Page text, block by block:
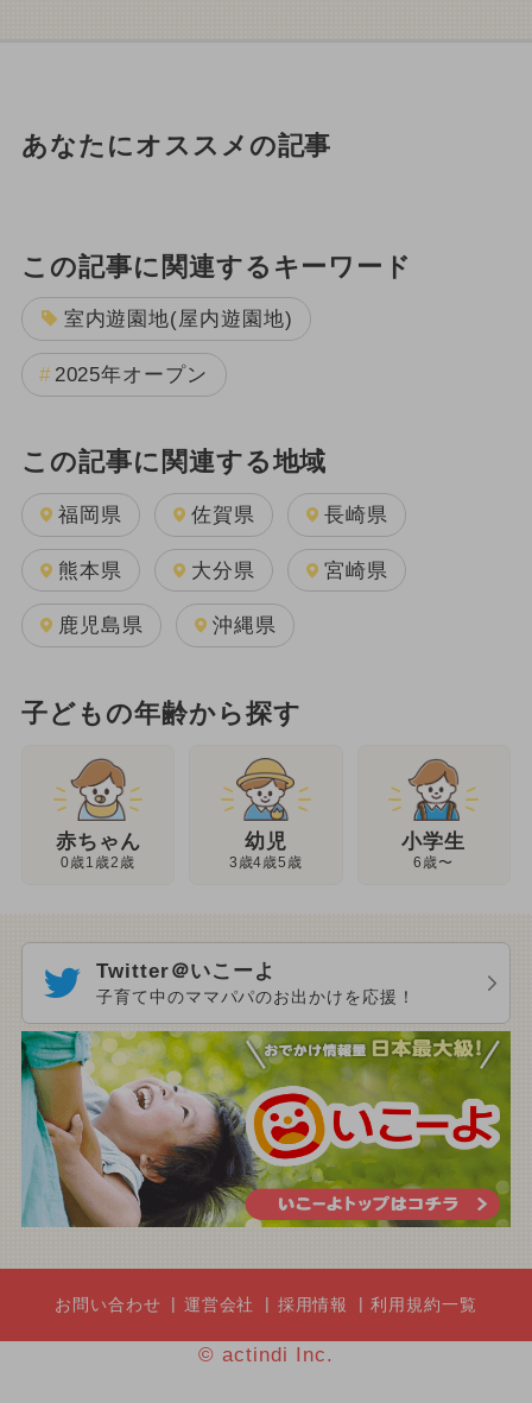
あなたにオススメの記事
この記事に関連するキーワード
室内遊園地(屋内遊園地)
2025年オープン
この記事に関連する地域
福岡県 佐賀県 長崎県
熊本県 大分県 宮崎県
鹿児島県 沖縄県
子どもの年齢から探す
赤ちゃん
0歳1歳2歳
幼児
3歳4歳5歳
小学生
6歳〜
Twitter＠いこーよ
子育て中のママパパのお出かけを応援！
お問い合わせ 運営会社 採用情報 利用規約一覧
© actindi Inc.